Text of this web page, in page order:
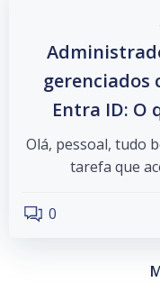
gerenciados
Entra ID: O
Olá, pessoal, tudo
tarefa que
0